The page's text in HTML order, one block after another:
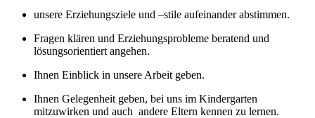
unsere Erziehungsziele und –stile aufeinander abstimmen.
Fragen klären und Erziehungsprobleme beratend und
lösungsorientiert angehen.
Ihnen Einblick in unsere Arbeit geben.
Ihnen Gelegenheit geben, bei uns im Kindergarten
mitzuwirken und auch andere Eltern kennen zu lernen.